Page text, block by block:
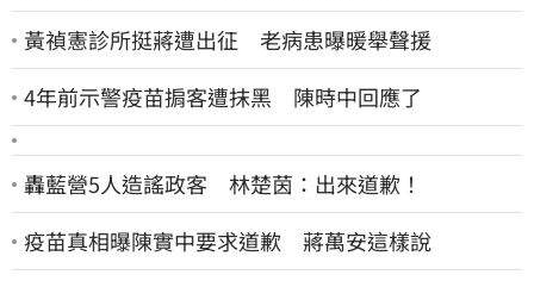
黃禎憲診所挺蔣遭出征 老病患曝暖舉聲援
4年前示警疫苗掮客遭抹黑 陳時中回應了
轟藍營5人造謠政客 林楚茵：出來道歉！
疫苗真相曝陳實中要求道歉 蔣萬安這樣說